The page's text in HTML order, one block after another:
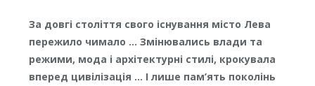
За довгі століття свого існування місто Лева
пережило чимало … Змінювались влади та
режими, мода і архітектурні стилі, крокувала
вперед цивілізація … І лише пам’ять поколінь